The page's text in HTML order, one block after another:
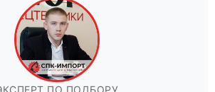
ПО ПОДБОРУ